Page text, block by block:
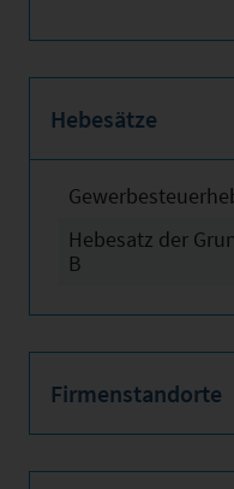
Hebesätze
Hebesatz der
B
Firmenstandorte